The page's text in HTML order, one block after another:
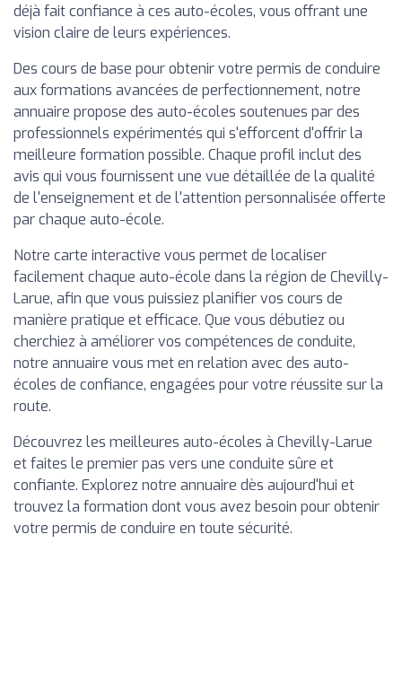
déjà fait confiance à ces auto-écoles, vous offrant une
vision claire de leurs expériences.
Des cours de base pour obtenir votre permis de conduire
aux formations avancées de perfectionnement, notre
annuaire propose des auto-écoles soutenues par des
professionnels expérimentés qui s'efforcent d'offrir la
meilleure formation possible. Chaque profil inclut des
avis qui vous fournissent une vue détaillée de la qualité
de l'enseignement et de l'attention personnalisée offerte
par chaque auto-école.
Notre carte interactive vous permet de localiser
facilement chaque auto-école dans la région de Chevilly-
Larue, afin que vous puissiez planifier vos cours de
manière pratique et efficace. Que vous débutiez ou
cherchiez à améliorer vos compétences de conduite,
notre annuaire vous met en relation avec des auto-
écoles de confiance, engagées pour votre réussite sur la
route.
Découvrez les meilleures auto-écoles à Chevilly-Larue
et faites le premier pas vers une conduite sûre et
confiante. Explorez notre annuaire dès aujourd'hui et
trouvez la formation dont vous avez besoin pour obtenir
votre permis de conduire en toute sécurité.